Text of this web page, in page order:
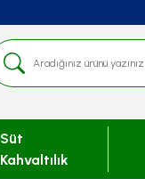
Süt
Kahvaltılık